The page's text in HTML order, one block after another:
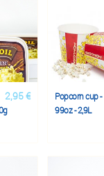
2,95 €
Popcorn cup -
99oz - 2,9L